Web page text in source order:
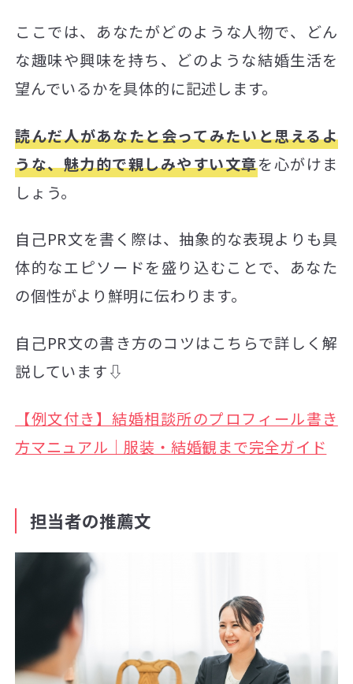
ここでは、あなたがどのような人物で、どん
な趣味や興味を持ち、どのような結婚生活を
望んでいるかを具体的に記述します。
読んだ人があなたと会ってみたいと思えるよ
うな、魅力的で親しみやすい文章を心がけま
しょう。
自己PR文を書く際は、抽象的な表現よりも具
体的なエピソードを盛り込むことで、あなた
の個性がより鮮明に伝わります。
自己PR文の書き方のコツはこちらで詳しく解
説しています⇩
【例文付き】結婚相談所のプロフィール書き
方マニュアル｜服装・結婚観まで完全ガイド
担当者の推薦文